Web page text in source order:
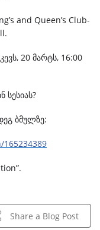
’s and Queen’s Club-
, 20 მარტს, 16:00
სესიას?
ბმულზე:
”.
Share a Blog Post